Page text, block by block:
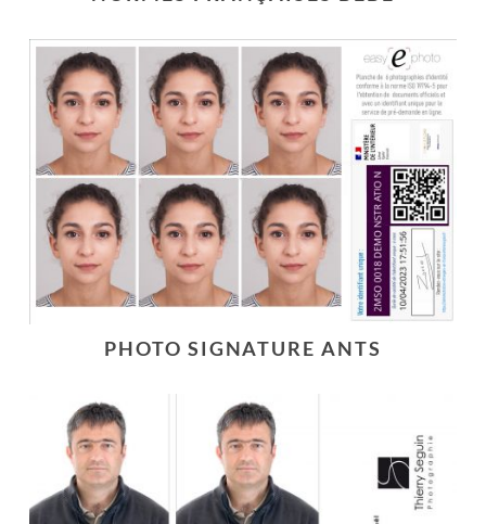
PHOTO SIGNATURE ANTS